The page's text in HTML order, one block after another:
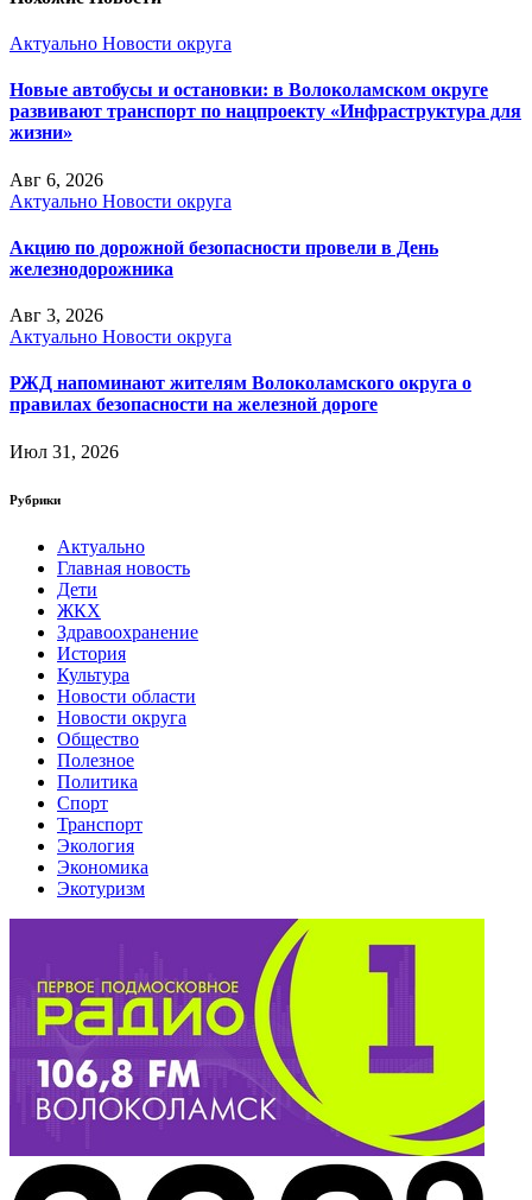
Актуально Новости округа
Новые автобусы и остановки: в Волоколамском округе
развивают транспорт по нацпроекту «Инфраструктура для
жизни»
Авг 6, 2026
Актуально Новости округа
Акцию по дорожной безопасности провели в День
железнодорожника
Авг 3, 2026
Актуально Новости округа
РЖД напоминают жителям Волоколамского округа о
правилах безопасности на железной дороге
Июл 31, 2026
Рубрики
Актуально
Главная новость
Дети
ЖКХ
Здравоохранение
История
Культура
Новости области
Новости округа
Общество
Полезное
Политика
Спорт
Транспорт
Экология
Экономика
Экотуризм